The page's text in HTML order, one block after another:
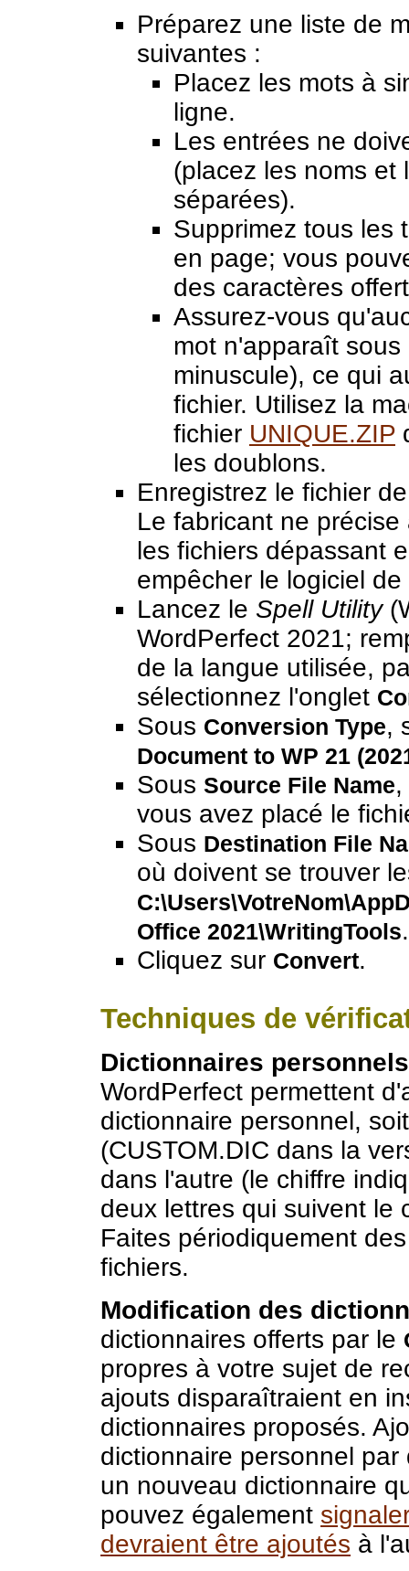
Préparez une liste de
suivantes :
Placez les mots à
ligne.
Les entrées ne
(placez les noms et
séparées).
Supprimez tous les
en page; vous
des caractères
Assurez-vous
mot n'apparaît
minuscule), ce qui
fichier. Utilisez la
fichier UNIQUE.ZIP
les doublons.
Enregistrez le fichier
Le fabricant ne
les fichiers dépassant
empêcher le logiciel
Lancez le Spell Utility
WordPerfect 2021;
de la langue utilisée,
sélectionnez l'onglet
Sous Conversion Type,
Document to WP 21
Sous Source File Name
vous avez placé le
Sous Destination File
où doivent se trouver
Office 2021\WritingTools.
Cliquez sur Convert.
Techniques de
Dictionnaires
WordPerfect permettent
dictionnaire personnel,
(CUSTOM.DIC dans la
dans l'autre (le chiffre
deux lettres qui suivent le
Faites périodiquement
fichiers.
Modification des
dictionnaires offerts par le
propres à votre sujet de
ajouts disparaîtraient en
dictionnaires proposés.
dictionnaire personnel
un nouveau dictionnaire
pouvez également
devraient être ajoutés à